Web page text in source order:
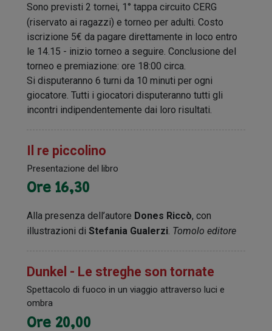
Sono previsti 2 tornei, 1° tappa circuito CERG
(riservato ai ragazzi) e torneo per adulti. Costo
iscrizione 5€ da pagare direttamente in loco entro
le 14.15 - inizio torneo a seguire. Conclusione del
torneo e premiazione: ore 18:00 circa.
Si disputeranno 6 turni da 10 minuti per ogni
giocatore. Tutti i giocatori disputeranno tutti gli
incontri indipendentemente dai loro risultati.
Il re piccolino
Presentazione del libro
Ore 16,30
Alla presenza dell’autore Dones Riccò, con
illustrazioni di Stefania Gualerzi. Tomolo editore
Dunkel - Le streghe son tornate
Spettacolo di fuoco in un viaggio attraverso luci e
ombra
Ore 20,00